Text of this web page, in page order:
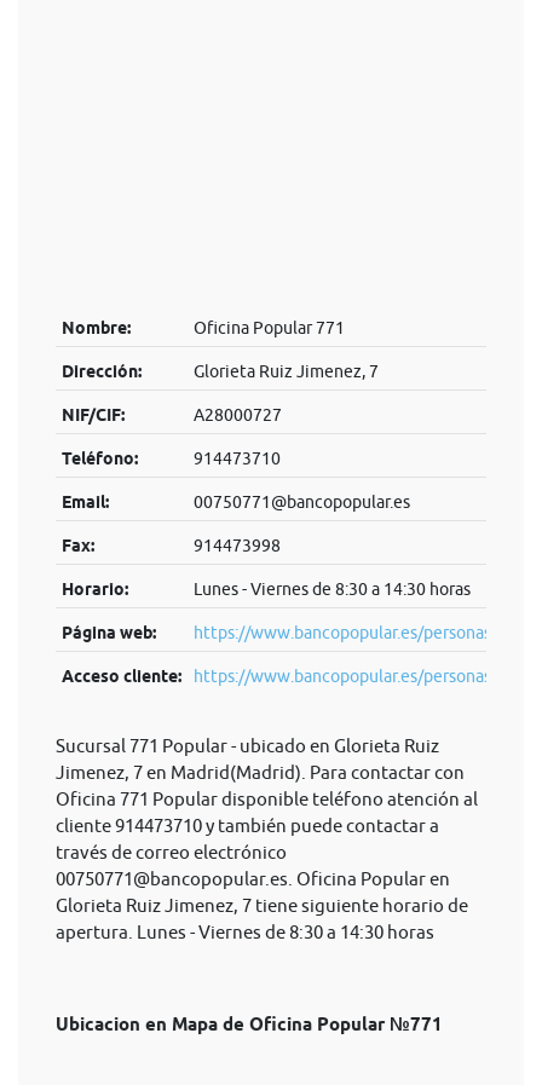
Nombre: Oficina Popular 771
Dirección: Glorieta Ruiz Jimenez, 7
NIF/CIF: A28000727
Teléfono: 914473710
Email: 00750771@bancopopular.es
Fax: 914473998
Horario: Lunes - Viernes de 8:30 a 14:30 horas
Página web: https://www.bancopopular.es/personas
Acceso cliente: https://www.bancopopular.es/personas
Sucursal 771 Popular - ubicado en Glorieta Ruiz
Jimenez, 7 en Madrid(Madrid). Para contactar con
Oficina 771 Popular disponible teléfono atención al
cliente 914473710 y también puede contactar a
través de correo electrónico
00750771@bancopopular.es . Oficina Popular en
Glorieta Ruiz Jimenez, 7 tiene siguiente horario de
apertura. Lunes - Viernes de 8:30 a 14:30 horas
Ubicacion en Mapa de Oficina Popular №771